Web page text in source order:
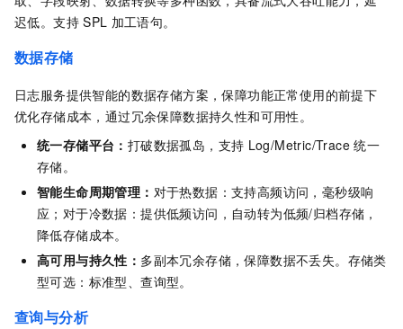
迟低。支持 SPL 加工语句。
数据存储
日志服务提供智能的数据存储方案，保障功能正常使用的前提下
优化存储成本，通过冗余保障数据持久性和可用性。
统一存储平台： 打破数据孤岛，支持 Log/Metric/Trace 统一
存储。
智能生命周期管理： 对于热数据：支持高频访问，毫秒级响
应；对于冷数据：提供低频访问，自动转为低频/归档存储，
降低存储成本。
高可用与持久性： 多副本冗余存储，保障数据不丢失。存储类
型可选：标准型、查询型。
查询与分析